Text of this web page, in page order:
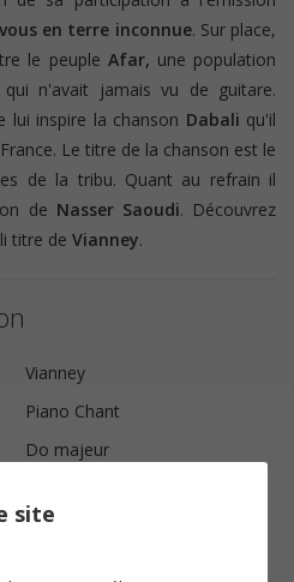
en terre inconnue. Sur place,
le peuple Afar, une population
qui n'avait jamais vu de guitare.
lui inspire la chanson Dabali qu'il
Le titre de la chanson est le
de la tribu. Quant au refrain il
de Nasser Saoudi. Découvrez
titre de Vianney.
Vianney
Piano Chant
Do majeur
site